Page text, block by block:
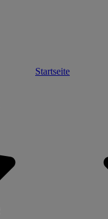
Startseite